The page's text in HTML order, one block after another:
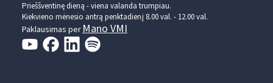
Prieššventinę dieną - viena valanda trumpiau.
Kiekvieno mėnesio antrą penktadienį 8.00 val. - 12.00 val.
Paklausimas perMano VMI